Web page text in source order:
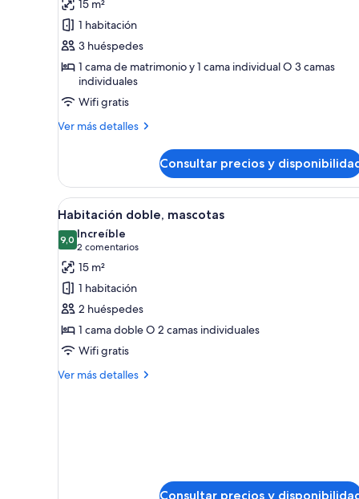
de
Habitación
triple
estándar
15 m²
1 habitación
3 huéspedes
1 cama de matrimonio y 1 cama individual O 3 camas
individuales
Wifi gratis
Ver más detalles
Más
triple
estándar
Consultar precios y
Abrir
todas
las
fotos
de
Habitación
doble,
mascotas
Una habitación de hotel
14
Habitación doble, mascotas
9,09,0 de 10
Increíble
2 comentarios
(2 comentarios)
15 m²
1 habitación
2 huéspedes
1 cama doble O 2 camas individuales
Wifi gratis
Ver más detalles
Más
Consultar precios y